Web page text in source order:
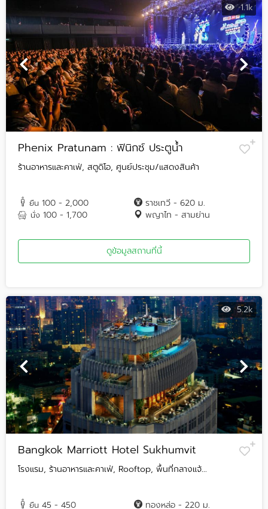
1.1k
Phenix Pratunam : ฟินิกซ์ ประตูน้ำ
ร้านอาหารและคาเฟ่, สตูดิโอ, ศูนย์ประชุม/แสดงสินค้า
ยืน 100 - 2,000
นั่ง 100 - 1,700
ราชเทวี - 620 ม.
พญาไท - สามย่าน
ดูข้อมูลสถานที่นี้
5.2k
Bangkok Marriott Hotel Sukhumvit
โรงแรม, ร้านอาหารและคาเฟ่, Rooftop, พื้นที่กลางแจ้...
ยืน 45 - 450 ทองหล่อ - 220 ม.